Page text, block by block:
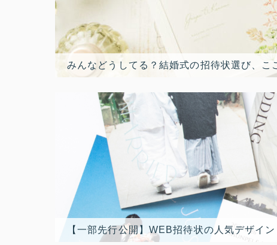
みんなどうしてる？結婚式の招待状選び、こ
【一部先行公開】WEB招待状の人気デザイ